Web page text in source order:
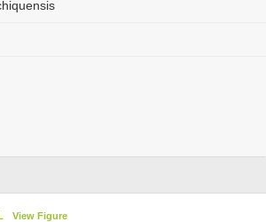
View Figure